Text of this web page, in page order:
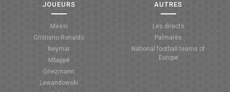
JOUEURS
Messi
Cristiano Ronaldo
Neymar
Mbappé
Griezmann
Lewandowski
AUTRES
Les directs
Palmarès
National football teams of
Europe